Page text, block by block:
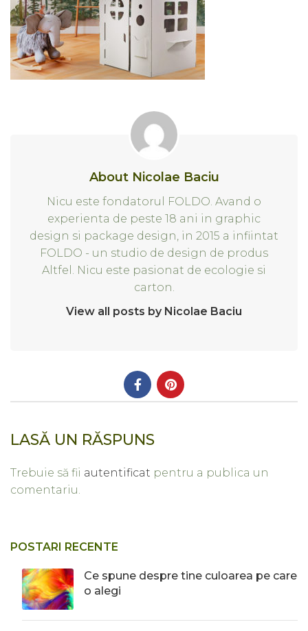
About Nicolae Baciu
Nicu este fondatorul FOLDO. Avand o
experienta de peste 18 ani in graphic
design si package design, in 2015 a infiintat
FOLDO - un studio de design de produs
Altfel. Nicu este pasionat de ecologie si
carton.
View all posts by Nicolae Baciu
LASĂ UN RĂSPUNS
Trebuie să fii autentificat pentru a publica un
comentariu.
POSTARI RECENTE
Ce spune despre tine culoarea pe care
o alegi